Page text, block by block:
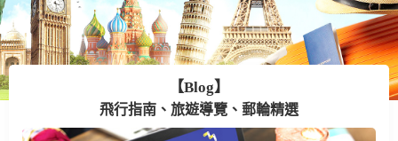
【Blog】
飛行指南、旅遊導覽、郵輪精選